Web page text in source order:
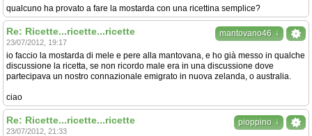
qualcuno ha provato a fare la mostarda con una ricettina semplice?
mantovano46 ↓
Re: Ricette...ricette...ricette
23/07/2012, 19:17
io faccio la mostarda di mele e pere alla mantovana, e ho già messo in qualche
discussione la ricetta, se non ricordo male era in una discussione dove
partecipava un nostro connazionale emigrato in nuova zelanda, o australia.
ciao
pioppino ↓
Re: Ricette...ricette...ricette
23/07/2012, 21:33